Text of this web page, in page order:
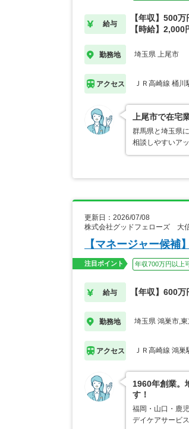
給与
【年収】500
【時給】2,000
勤務地 埼玉県 上尾市
アクセス ＪＲ高崎線 桶川
上尾市で在宅
群馬県と埼玉県
相談しやすいア
更新日：2026/07/08
株式会社グッドフェローズ 大
【マネージャー候補
注目ポイント 年収700万円以上
給与 【年収】600
勤務地 埼玉県 鴻巣市,
アクセス ＪＲ高崎線 鴻
1960年創業。
す！
福岡・山口・鹿
デイケアサービ